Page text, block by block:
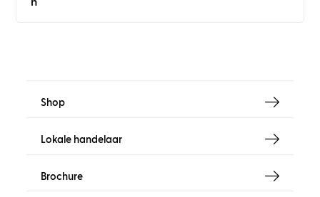
Shop
Lokale handelaar
Brochure